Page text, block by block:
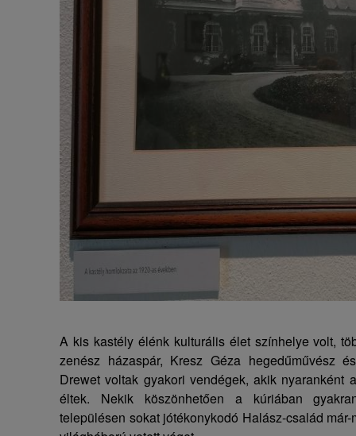
A kis kastély élénk kulturális élet színhelye volt,
zenész házaspár, Kresz Géza hegedűművész
Drewet voltak gyakori vendégek, akik nyaranként
éltek. Nekik köszönhetően a kúriában
településen sokat jótékonykodó Halász-család